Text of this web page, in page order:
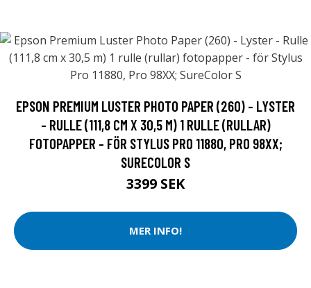
EPSON PREMIUM LUSTER PHOTO PAPER (260) - LYSTER
- RULLE (111,8 CM X 30,5 M) 1 RULLE (RULLAR)
FOTOPAPPER - FÖR STYLUS PRO 11880, PRO 98XX;
SURECOLOR S
3399 SEK
MER INFO!